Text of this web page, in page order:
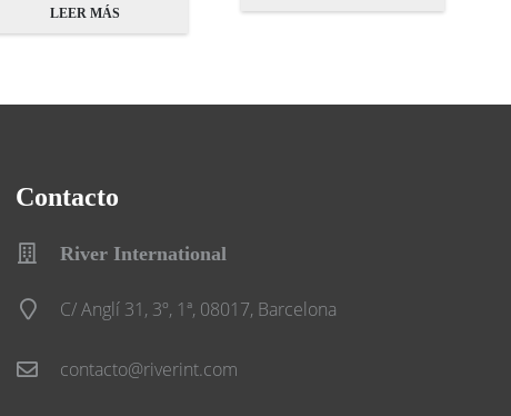
LEER MÁS
Contacto
River International
C/ Anglí 31, 3º, 1ª, 08017, Barcelona
contacto@riverint.com